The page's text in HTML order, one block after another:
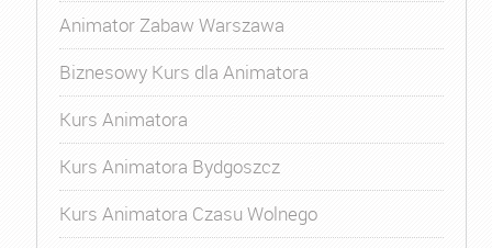
Animator Zabaw Warszawa
Biznesowy Kurs dla Animatora
Kurs Animatora
Kurs Animatora Bydgoszcz
Kurs Animatora Czasu Wolnego